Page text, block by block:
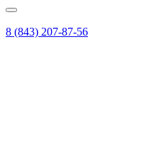
8 (843) 207-87-56